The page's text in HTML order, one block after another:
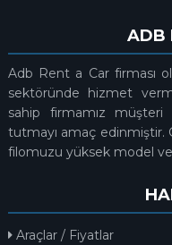
ADB
Adb Rent a Car firması
sektöründe hizmet
sahip firmamız
tutmayı amaç edinmiştir.
filomuzu yüksek model ve
Araçlar / Fiyatlar